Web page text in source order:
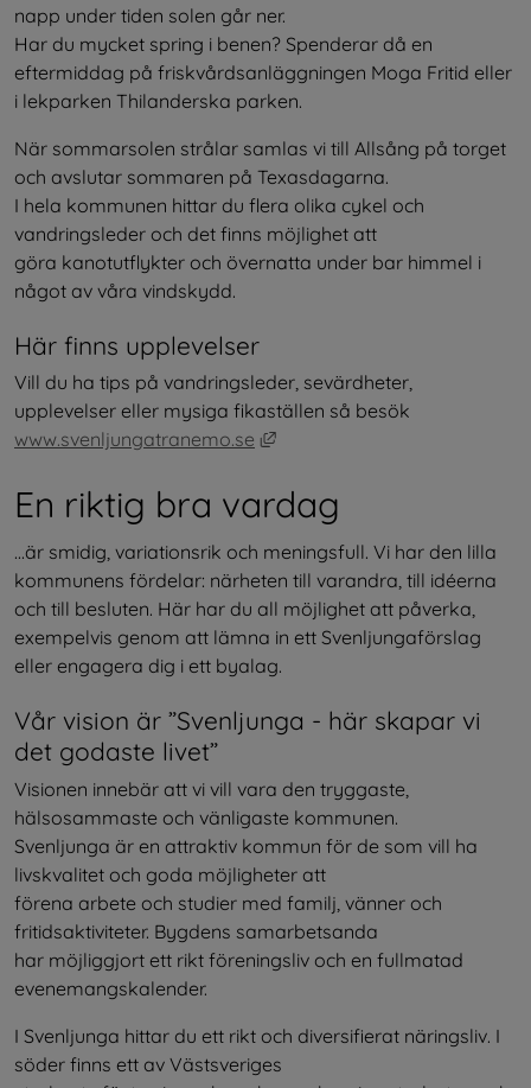
napp under tiden solen går ner.
Har du mycket spring i benen? Spenderar då en
eftermiddag på friskvårdsanläggningen Moga Fritid eller
i lekparken Thilanderska parken.
När sommarsolen strålar samlas vi till Allsång på torget
och avslutar sommaren på Texasdagarna.
I hela kommunen hittar du flera olika cykel och
vandringsleder och det finns möjlighet att
göra kanotutflykter och övernatta under bar himmel i
något av våra vindskydd.
Här finns upplevelser
Vill du ha tips på vandringsleder, sevärdheter,
www.svenljungatranemo.se
Länk till annan webbplats,
En riktig bra vardag
...är smidig, variationsrik och meningsfull. Vi har den lilla
kommunens fördelar: närheten till varandra, till idéerna
och till besluten. Här har du all möjlighet att påverka,
exempelvis genom att lämna in ett Svenljungaförslag
eller engagera dig i ett byalag.
Vår vision är ”Svenljunga - här skapar vi
det godaste livet”
Visionen innebär att vi vill vara den tryggaste,
hälsosammaste och vänligaste kommunen.
Svenljunga är en attraktiv kommun för de som vill ha
livskvalitet och goda möjligheter att
förena arbete och studier med familj, vänner och
fritidsaktiviteter. Bygdens samarbetsanda
har möjliggjort ett rikt föreningsliv och en fullmatad
evenemangskalender.
I Svenljunga hittar du ett rikt och diversifierat näringsliv. I
söder finns ett av Västsveriges